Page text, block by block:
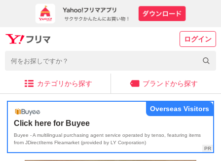
ログイン
カテゴリから探す ブランドから探す
Click here for Buyee
Buyee - A multilingual purchasing agent service operated by tenso, featuring items
from JDirectItems Fleamarket (provided by LY Corporation)
Overseas Visitors